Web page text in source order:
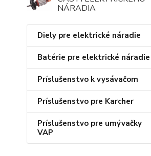
NÁRADIA
Diely pre elektrické náradie
Batérie pre elektrické náradie
Príslušenstvo k vysávačom
Príslušenstvo pre Karcher
Príslušenstvo pre umývačky
VAP